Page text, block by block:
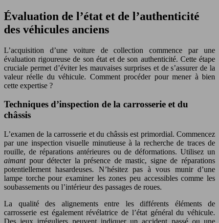
Évaluation de l’état et de l’authenticité
des véhicules anciens
L’acquisition d’une voiture de collection commence par une
évaluation rigoureuse de son état et de son authenticité. Cette étape
cruciale permet d’éviter les mauvaises surprises et de s’assurer de la
valeur réelle du véhicule. Comment procéder pour mener à bien
cette expertise ?
Techniques d’inspection de la carrosserie et du
châssis
L’examen de la carrosserie et du châssis est primordial. Commencez
par une inspection visuelle minutieuse à la recherche de traces de
rouille, de réparations antérieures ou de déformations. Utilisez un
aimant pour détecter la présence de mastic, signe de réparations
potentiellement hasardeuses. N’hésitez pas à vous munir d’une
lampe torche pour examiner les zones peu accessibles comme les
soubassements ou l’intérieur des passages de roues.
La qualité des alignements entre les différents éléments de
carrosserie est également révélatrice de l’état général du véhicule.